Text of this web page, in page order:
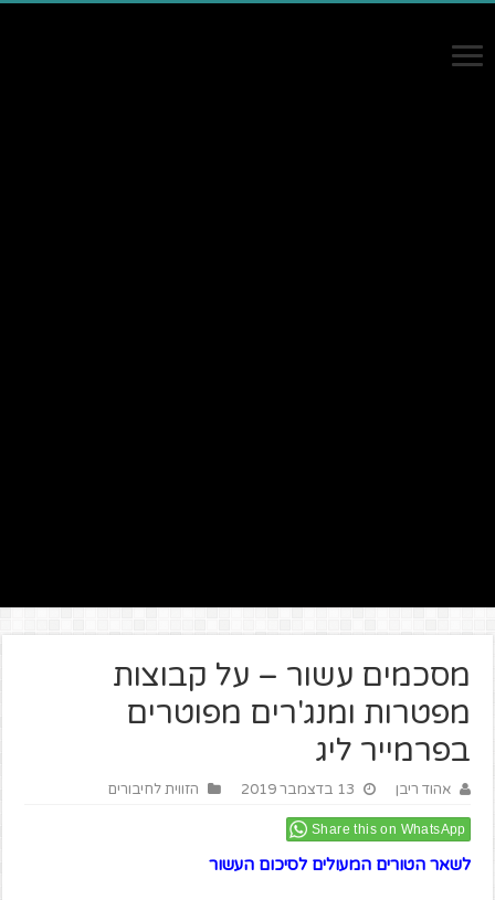
מסכמים עשור – על קבוצות
מפטרות ומנג'רים מפוטרים
בפרמייר ליג
אהוד ריבן 13 בדצמבר 2019 הזווית לחיבורים
Share this on WhatsApp
לשאר הטורים המעולים לסיכום העשור